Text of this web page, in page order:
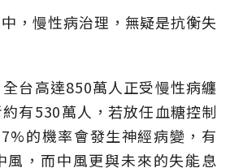
，慢性病治理，無疑是抗衡失
台高達850萬人正受慢性病纏
有530萬人，若放任血糖控制
的機率會發生神經病變，有
風，而中風更與未來的失能息